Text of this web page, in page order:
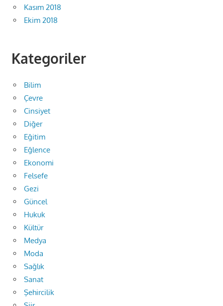
Kasım 2018
Ekim 2018
Kategoriler
Bilim
Çevre
Cinsiyet
Diğer
Eğitim
Eğlence
Ekonomi
Felsefe
Gezi
Güncel
Hukuk
Kültür
Medya
Moda
Sağlık
Sanat
Şehircilik